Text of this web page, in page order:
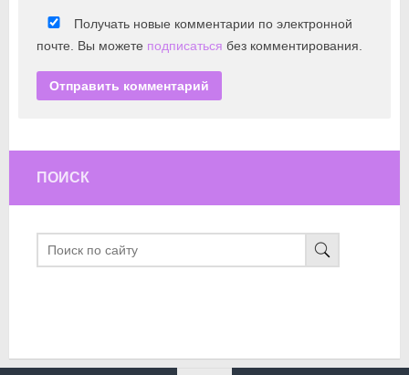
Получать новые комментарии по электронной
почте. Вы можете подписаться без комментирования.
ПОИСК